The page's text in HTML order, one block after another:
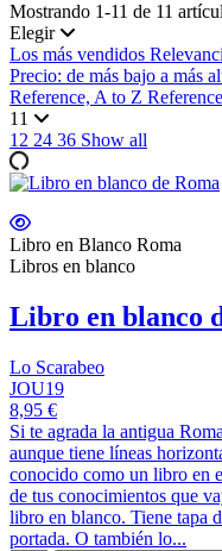
Mostrando 1-11 de 11
Elegir
Los más vendidos
Precio: de más bajo a más
Reference, A to Z
11
12 24 36 Show all
Libro en Blanco Roma
Libros en blanco
Libro en blanco
Lo Scarabeo
JOU19
8,95 €
Si te agrada la antigua
aunque tiene líneas
conocido como un libro en
de tus conocimientos que
libro en blanco. Tiene tapa
portada. O también lo...